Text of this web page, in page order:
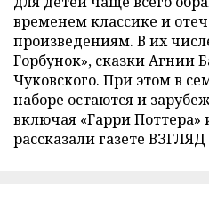
временем классике и
произведениям. В их
Горбунок», сказки Агнии
Чуковского. При этом в
наборе остаются и
включая «Гарри
рассказали газете